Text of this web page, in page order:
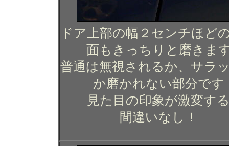
ドア上部の幅２センチほど
面もきっちりと磨きま
普通は無視されるか、サラ
か磨かれない部分です
見た目の印象が激変す
間違いなし！